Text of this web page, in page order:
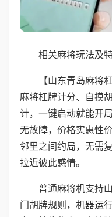
相关麻将玩法及
【山东青岛麻将
麻将杠牌计分、自摸
计，一键启动就能开
无故障，价格实惠性
邻里之间约局，无需
拉近彼此感情。
普通麻将机支持
门胡牌规则，机器运